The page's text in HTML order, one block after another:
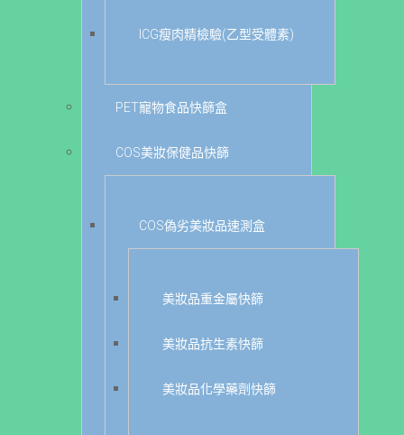
ICG瘦肉精檢驗(乙型受體素)
PET寵物食品快篩盒
COS美妝保健品快篩
COS偽劣美妝品速測盒
美妝品重金屬快篩
美妝品抗生素快篩
美妝品化學藥劑快篩